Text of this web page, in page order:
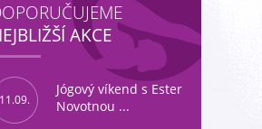
AKCE
11.09.
Jógový víkend s Ester
Novotnou ...